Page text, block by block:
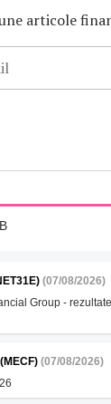
articole
(07/08/2026)
Group -
(07/08/2026)